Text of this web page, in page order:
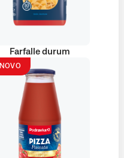
Farfalle durum
NOVO